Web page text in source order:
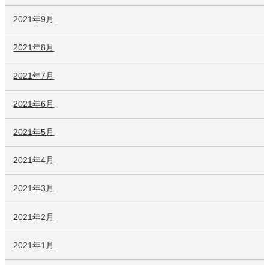
2021年9月
2021年8月
2021年7月
2021年6月
2021年5月
2021年4月
2021年3月
2021年2月
2021年1月